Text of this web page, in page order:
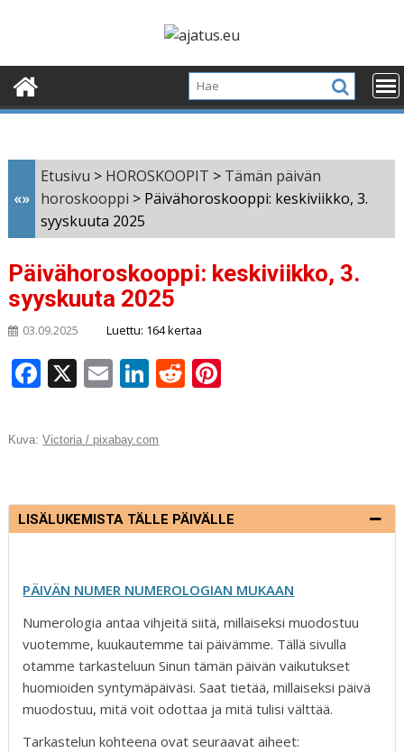
«»
Etusivu > HOROSKOOPIT > Tämän päivän
horoskooppi > Päivähoroskooppi: keskiviikko, 3.
syyskuuta 2025
Päivähoroskooppi: keskiviikko, 3.
syyskuuta 2025
03.09.2025 Luettu: 164 kertaa
F
c
o
o
k
X E
ai
Li
k
n
R
st
Kuva: Victoria / pixabay.com
LISÄLUKEMISTA TÄLLE PÄIVÄLLE
PÄIVÄN NUMER NUMEROLOGIAN MUKAAN
Numerologia antaa vihjeitä siitä, millaiseksi muodostuu
vuotemme, kuukautemme tai päivämme. Tällä sivulla
otamme tarkasteluun Sinun tämän päivän vaikutukset
huomioiden syntymäpäiväsi. Saat tietää, millaiseksi päivä
muodostuu, mitä voit odottaa ja mitä tulisi välttää.
Tarkastelun kohteena ovat seuraavat aiheet: